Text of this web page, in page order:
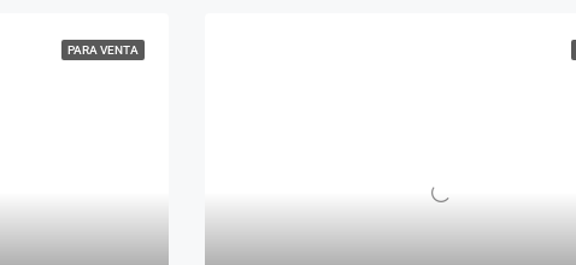
PARA VENTA